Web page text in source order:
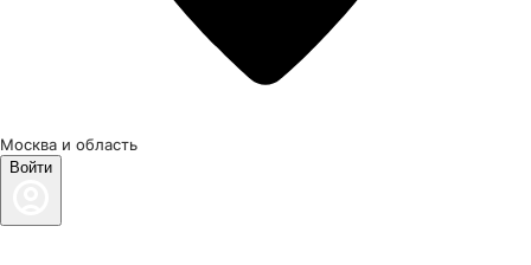
Москва и область
Войти